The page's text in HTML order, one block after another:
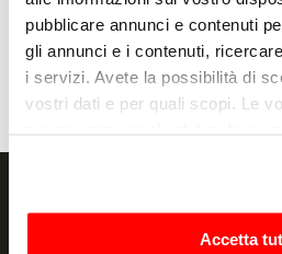
pubblicare annunci e contenuti
gli annunci e i contenuti,
i servizi. Avete la possibilità di
vostri dati e per quali scopi. Le
modificare o revocare il proprio
momento dalla Dichiarazione
sull'icona di attivazione della
Accetta
发送